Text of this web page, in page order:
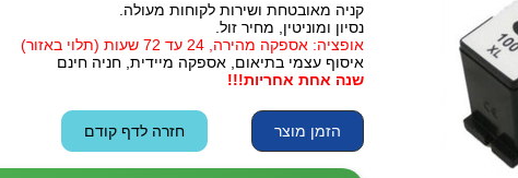
קניה מאובטחת ושירות לקוחות מעולה.
נסיון ומוניטין, מחיר זול.
אופציה: אספקה מהירה, 24 עד 72 שעות (תלוי באזור)
איסוף עצמי בתיאום, אספקה מיידית, חניה חינם
שנה אחת אחריות!!!